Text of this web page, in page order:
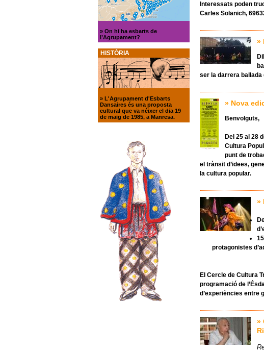
Interessats poden
Carles Solanich,
»
ser la darrera ballada
» Nova
Benvolguts,
Del 25 al 28
Cultura
punt de
el trànsit d’idees,
la cultura popular.
»
protagonistes
El Cercle de Cultura
programació de
d’experiències entre
»
»On hi ha esbarts de
l’Agrupament?
HISTÒRIA
» L'Agrupament d'Esbarts
Dansaires és una proposta
cultural que va néixer el dia 19
de maig de 1985, a Manresa.